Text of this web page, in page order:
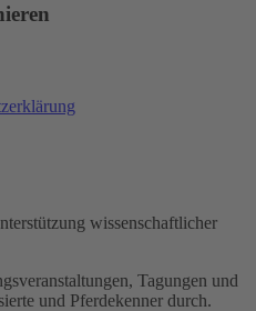
wissenschaftlicher
Tagungen und
und Pferde­kenner durch.